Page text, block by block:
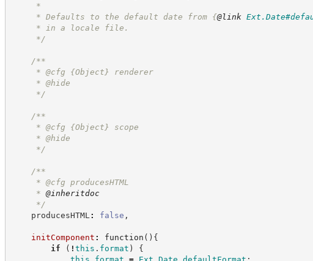
*
* Defaults to the default date from {@link
* in a locale file.
*/
/**
* @cfg {Object}
renderer
* @hide
*/
/**
* @cfg {Object}
scope
* @hide
*/
/**
* @cfg producesHTML
* @inheritdoc
*/
producesHTML : false ,
initComponent : function ( ) {
if
( ! this . format )
{
this
format = Ext Date defaultFormat ;